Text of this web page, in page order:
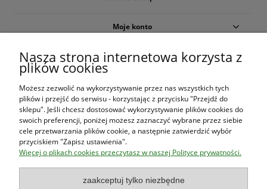
Moje konto
O firmie
Księgarnia Las Książek| www.lasksiazek.pl|Aleje Jerozolimskie
53 (p. 2, lok. 212)| 00-697 Warszawa | 22 290 23 47 | Serdecznie
zapraszamy!
Księgarniajest czynna od poniedziałku do piątku w godzinach
- 16:00
Nasza strona internetowa korzysta z
plików cookies
Możesz zezwolić na wykorzystywanie przez nas wszystkich tych
plików i przejść do serwisu - korzystając z przycisku "Przejdź do
sklepu". Jeśli chcesz dostosować wykorzystywanie plików cookies do
swoich preferencji, poniżej możesz zaznaczyć wybrane przez siebie
cele przetwarzania plików cookie, a następnie zatwierdzić wybór
przyciskiem "Zapisz ustawienia".
Więcej o plikach cookies przeczytasz w naszej Polityce prywatności.
zaakceptuj tylko niezbędne